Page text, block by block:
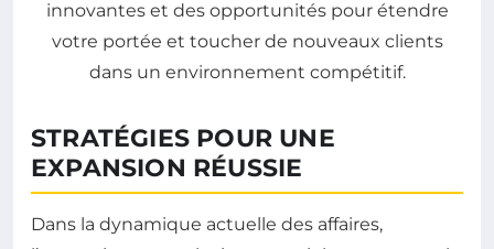
STRATÉGIES POUR UNE
EXPANSION RÉUSSIE
Dans la dynamique actuelle des affaires,